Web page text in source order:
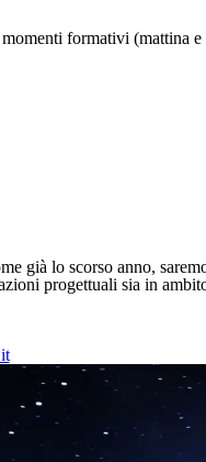
formativi (mattina
già lo scorso anno,
progettuali sia in